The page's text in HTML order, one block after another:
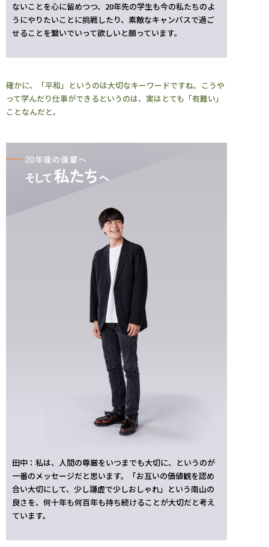
ないことを心に留めつつ、20年先の学生も今の私たちのよ
うにやりたいことに挑戦したり、素敵なキャンパスで過ご
せることを繋いでいって欲しいと願っています。
確かに、「平和」というのは大切なキーワードですね。こうや
って学んだり仕事ができるというのは、実はとても「有難い」
ことなんだと。
田中：私は、人間の尊厳をいつまでも大切に、というのが
一番のメッセージだと思います。「お互いの価値観を認め
合い大切にして、少し謙虚で少しおしゃれ」という南山の
良さを、何十年も何百年も持ち続けることが大切だと考え
ています。